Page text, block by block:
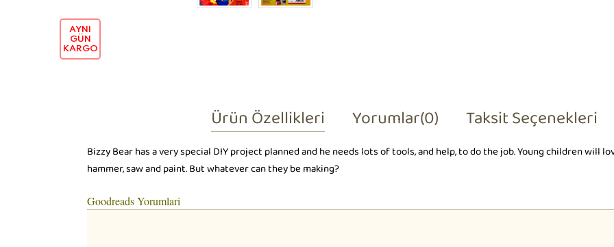
AYNI
GÜN
KARGO
Ürün Özellikleri Yorumlar(0) Taksit Seçenekleri
Bizzy Bear has a very special DIY project planned and he needs lots of tools, and help, to do the job. Young children will
hammer, saw and paint. But whatever can they be making?
Goodreads Yorumlari